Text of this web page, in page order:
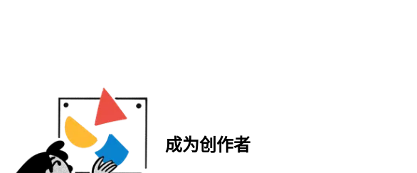
成为创作者